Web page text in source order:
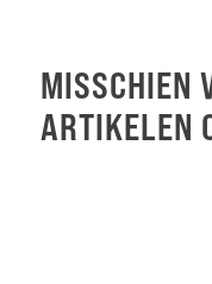
MISSCHIEN
ARTIKELEN